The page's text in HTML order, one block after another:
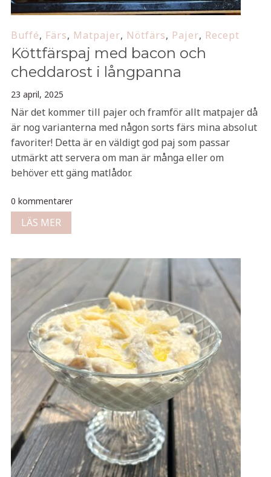
Buffé, Färs, Matpajer, Nötfärs, Pajer, Recept
Köttfärspaj med bacon och
cheddarost i långpanna
23 april, 2025
När det kommer till pajer och framför allt matpajer då
är nog varianterna med någon sorts färs mina absolut
favoriter! Detta är en väldigt god paj som passar
utmärkt att servera om man är många eller om
behöver ett gäng matlådor.
0 kommentarer
LÄS MER